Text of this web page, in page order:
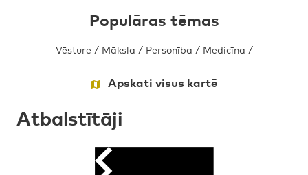
Populāras tēmas
Vēsture / Māksla / Personība / Medicīna /
Apskati visus kartē
Atbalstītāji